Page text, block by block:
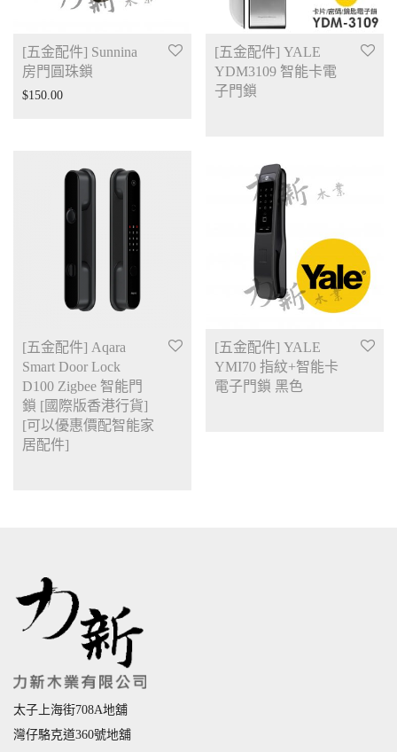
[五金配件] Sunnina
房門圓珠鎖
$150.00
[五金配件] YALE
YDM3109 智能卡電
子門鎖
[五金配件] Aqara
Smart Door Lock
D100 Zigbee 智能門
鎖 [國際版香港行貨]
[可以優惠價配智能家
居配件]
[五金配件] YALE
YMI70 指紋+智能卡
電子門鎖 黑色
太子上海街708A地舖
灣仔駱克道360號地舖